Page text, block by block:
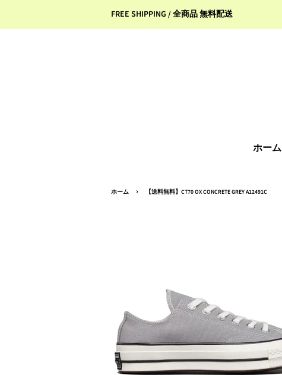
FREE SHIPPING / 全商品 無料配送
ホーム
ホーム › 【送料無料】CT70 OX CONCRETE GREY A12491C